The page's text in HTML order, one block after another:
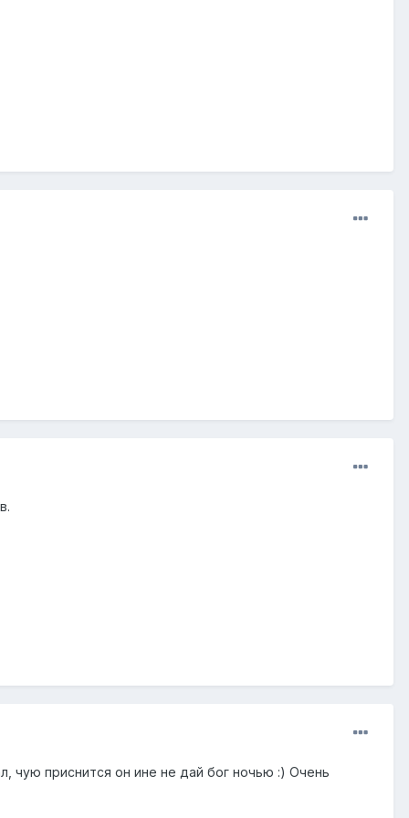
чую приснится он ине не дай бог ночью :) Очень